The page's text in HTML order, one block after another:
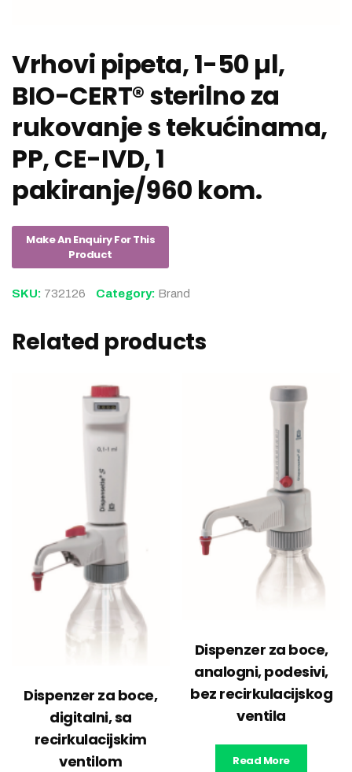
Vrhovi pipeta, 1-50 µl,
BIO-CERT® sterilno za
rukovanje s tekućinama,
PP, CE-IVD, 1
pakiranje/960 kom.
SKU: 732126 Category: Brand
Related products
Dispenzer za boce,
digitalni, sa
recirkulacijskim
ventilom
Dispenzer za boce,
analogni, podesivi,
bez recirkulacijskog
ventila
Read More